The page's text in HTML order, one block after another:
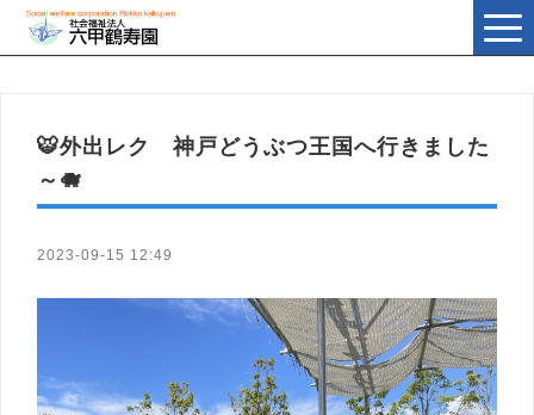
t
o
g
🐯外出レク 神戸どうぶつ王国へ行きました
～🐗
2023-09-15 12:49